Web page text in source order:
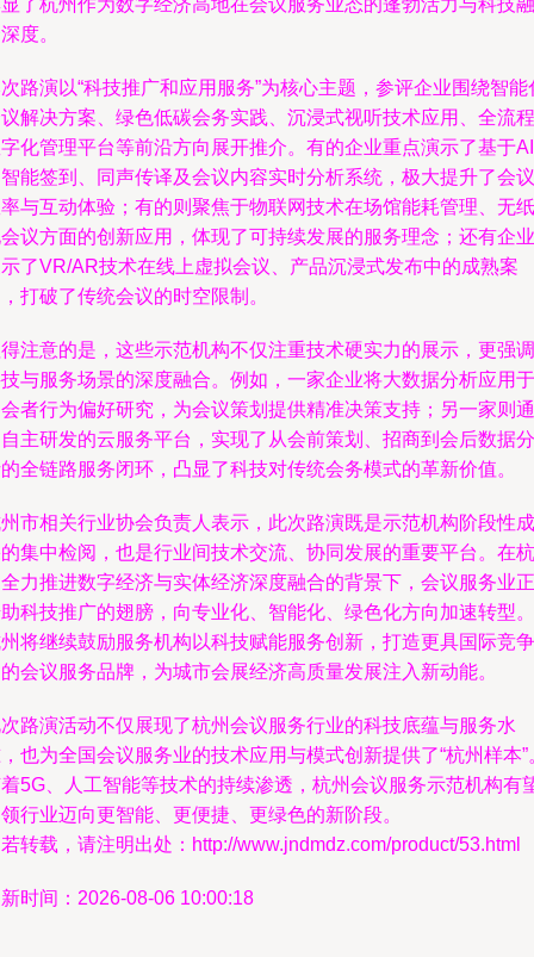
了杭州作为数字经济高地在会议服务业态的蓬勃活力与科技融
度。
路演以“科技推广和应用服务”为核心主题，参评企业围绕智能
解决方案、绿色低碳会务实践、沉浸式视听技术应用、全流程
化管理平台等前沿方向展开推介。有的企业重点演示了基于AI
能签到、同声传译及会议内容实时分析系统，极大提升了会议
与互动体验；有的则聚焦于物联网技术在场馆能耗管理、无纸
议方面的创新应用，体现了可持续发展的服务理念；还有企业
了VR/AR技术在线上虚拟会议、产品沉浸式发布中的成熟案
打破了传统会议的时空限制。
注意的是，这些示范机构不仅注重技术硬实力的展示，更强调
与服务场景的深度融合。例如，一家企业将大数据分析应用于
者行为偏好研究，为会议策划提供精准决策支持；另一家则通
主研发的云服务平台，实现了从会前策划、招商到会后数据分
全链路服务闭环，凸显了科技对传统会务模式的革新价值。
市相关行业协会负责人表示，此次路演既是示范机构阶段性成
集中检阅，也是行业间技术交流、协同发展的重要平台。在杭
力推进数字经济与实体经济深度融合的背景下，会议服务业正
科技推广的翅膀，向专业化、智能化、绿色化方向加速转型。
将继续鼓励服务机构以科技赋能服务创新，打造更具国际竞争
会议服务品牌，为城市会展经济高质量发展注入新动能。
路演活动不仅展现了杭州会议服务行业的科技底蕴与服务水
也为全国会议服务业的技术应用与模式创新提供了“杭州样本”
5G、人工智能等技术的持续渗透，杭州会议服务示范机构有
行业迈向更智能、更便捷、更绿色的新阶段。
转载，请注明出处：http://www.jndmdz.com/product/53.html
时间：2026-08-06 10:00:18